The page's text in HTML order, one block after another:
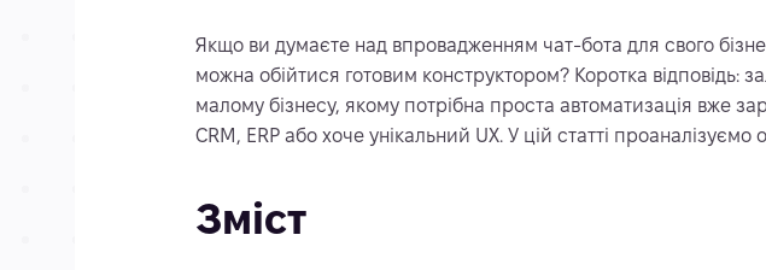
Якщо ви думаєте над впровадженням чат-бота для свого
можна обійтися готовим конструктором? Коротка відповідь:
малому бізнесу, якому потрібна проста автоматизація вже
CRM, ERP або хоче унікальний UX. У цій статті проаналізуємо
Зміст